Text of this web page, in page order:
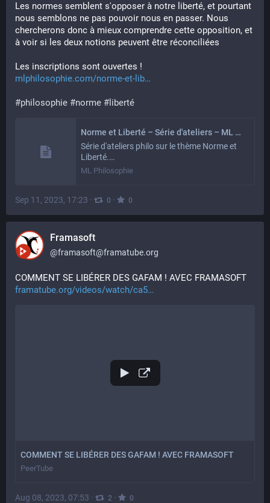
Les normes semblent s'opposer à notre liberté, et pourtant
nous semblons ne pas pouvoir nous en passer. Nous
chercherons donc à mieux comprendre cette opposition, et
à voir si les deux notions peuvent être réconciliées
Les inscriptions sont ouvertes !
mlphilosophie.com/norme-et-lib
#philosophie #norme # liberté
Norme et Liberté – Série d'ateliers – ML Philosophie
Série d'ateliers philo sur le thème Norme et
Liberté.…
ML Philosophie
Sep 11, 2023, 17:23 · 0 · 0
Framasoft
@framasoft@framatube.org
COMMENT SE LIBÉRER DES GAFAM ! AVEC FRAMASOFT
framatube.org/videos/watch/ca5
COMMENT SE LIBÉRER DES GAFAM ! AVEC FRAMASOFT
PeerTube
Aug 08, 2023, 07:53 · 2 · 0